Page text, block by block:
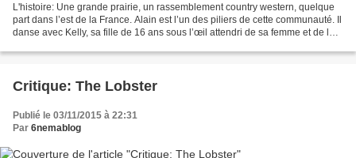
L'histoire: Une grande prairie, un rassemblement country western, quelque
part dans l’est de la France. Alain est l’un des piliers de cette communauté. Il
danse avec Kelly, sa fille de 16 ans sous l’œil attendri de sa femme et de leur
Critique: The Lobster
Publié le 03/11/2015 à 22:31
Par 6nemablog